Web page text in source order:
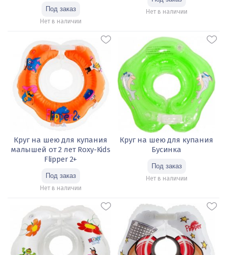
Нет в наличии
Нет в наличии
Круг на шею для купания
малышей от 2 лет Roxy-Kids
Flipper 2+
Нет в наличии
Круг на шею для купания
Бусинка
Нет в наличии